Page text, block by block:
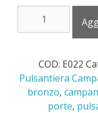
campanello
rettangolare
bordo
quantità
COD: E022
Pulsantiera
bronzo,
porte,